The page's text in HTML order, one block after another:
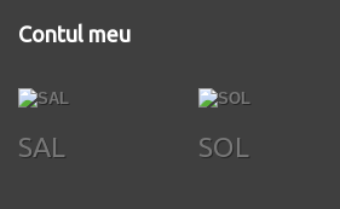
Contul meu
SAL SOL